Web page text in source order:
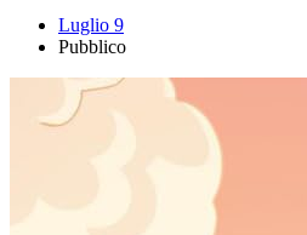
Luglio 9
Pubblico